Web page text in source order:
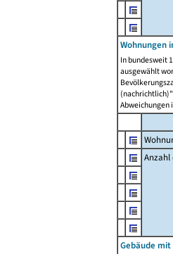
Wohnungen
In bundesweit
ausgewählt
Abweichungen
Anzahl
Gebäude